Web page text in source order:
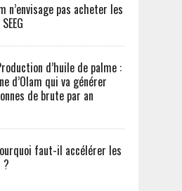
n’envisage pas acheter les
d’huile de palme :
d’Olam qui va générer
de brute par an
faut-il accélérer les
?